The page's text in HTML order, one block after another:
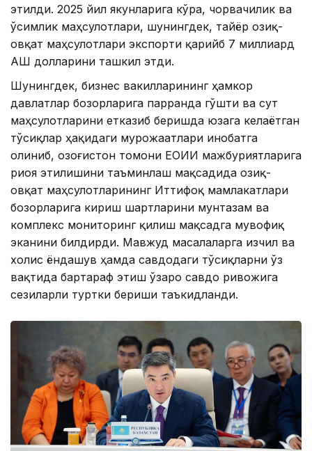
этилди. 2025 йил якунларига кўра, чорвачилик ва
ўсимлик маҳсулотлари, шунингдек, тайёр озиқ-
овқат маҳсулотлари экспорти қарийб 7 миллиард
АҚШ долларини ташкил этди.
Шунингдек, бизнес вакилларининг ҳамкор
давлатлар бозорларига парранда гўшти ва сут
маҳсулотларини етказиб беришда юзага келаётган
тўсиқлар ҳақидаги мурожаатлари инобатга
олиниб, Қозоғистон томони ЕОИИ мажбуриятларига
риоя этилишини таъминлаш мақсадида озиқ-
овқат маҳсулотларининг Иттифоқ мамлакатлари
бозорларига кириш шартларини мунтазам ва
комплекс мониторинг қилиш мақсадга мувофиқ
эканини билдирди. Мавжуд масалаларга изчил ва
холис ёндашув ҳамда савдодаги тўсиқларни ўз
вақтида бартараф этиш ўзаро савдо ривожига
сезиларли туртки бериши таъкидланди.